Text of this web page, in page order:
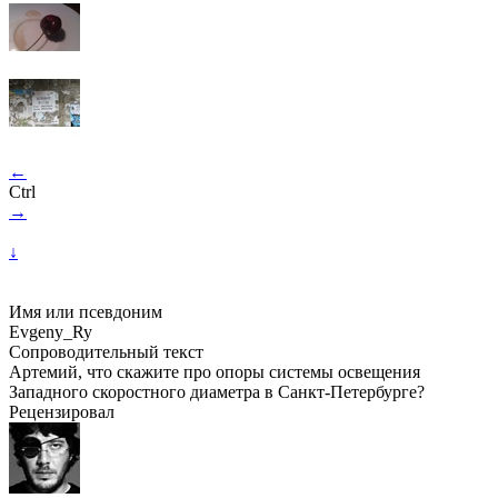
←
Ctrl
→
↓
Имя или псевдоним
Evgeny_Ry
Сопроводительный текст
Артемий, что скажите про опоры системы освещения
Западного скоростного диаметра в Санкт-Петербурге?
Рецензировал